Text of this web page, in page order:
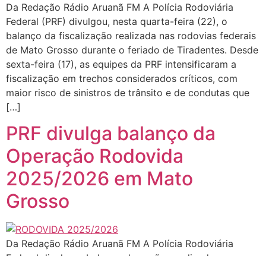
Da Redação Rádio Aruanã FM A Polícia Rodoviária
Federal (PRF) divulgou, nesta quarta-feira (22), o
balanço da fiscalização realizada nas rodovias federais
de Mato Grosso durante o feriado de Tiradentes. Desde
sexta-feira (17), as equipes da PRF intensificaram a
fiscalização em trechos considerados críticos, com
maior risco de sinistros de trânsito e de condutas que
[…]
PRF divulga balanço da
Operação Rodovida
2025/2026 em Mato
Grosso
Da Redação Rádio Aruanã FM A Polícia Rodoviária